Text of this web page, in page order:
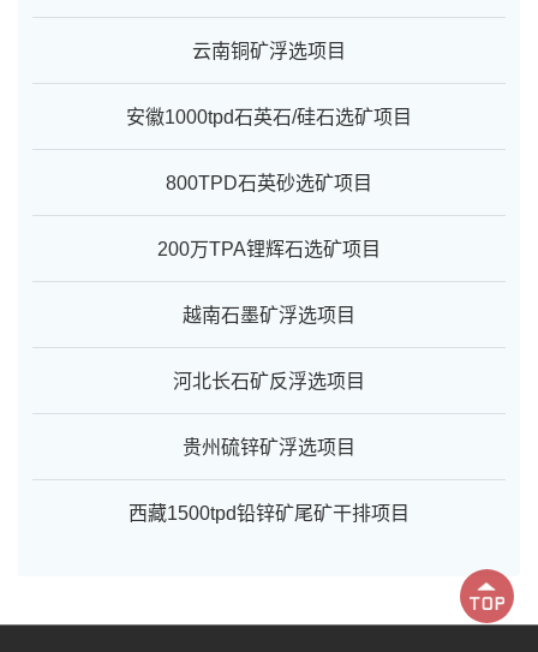
云南铜矿浮选项目
安徽1000tpd石英石/硅石选矿项目
800TPD石英砂选矿项目
200万TPA锂辉石选矿项目
越南石墨矿浮选项目
河北长石矿反浮选项目
贵州硫锌矿浮选项目
西藏1500tpd铅锌矿尾矿干排项目